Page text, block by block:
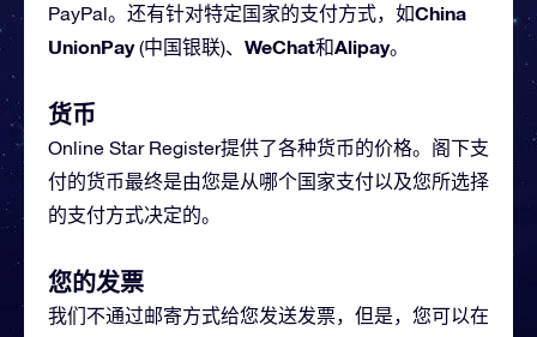
PayPal。还有针对特定国家的支付方式，如China
UnionPay(中国银联)、 WeChat和Alipay。
货币
Online Star Register提供了各种货币的价格。阁下支
付的货币最终是由您是从哪个国家支付以及您所选择
的支付方式决定的。
您的发票
我们不通过邮寄方式给您发送发票，但是，您可以在